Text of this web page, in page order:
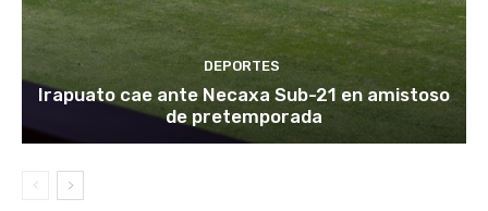
DEPORTES
Irapuato cae ante Necaxa Sub-21 en amistoso
de pretemporada